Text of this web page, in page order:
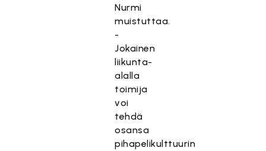
Nurmi
muistuttaa.
-
Jokainen
liikunta-
alalla
toimija
voi
tehdä
osansa
pihapelikulttuurin